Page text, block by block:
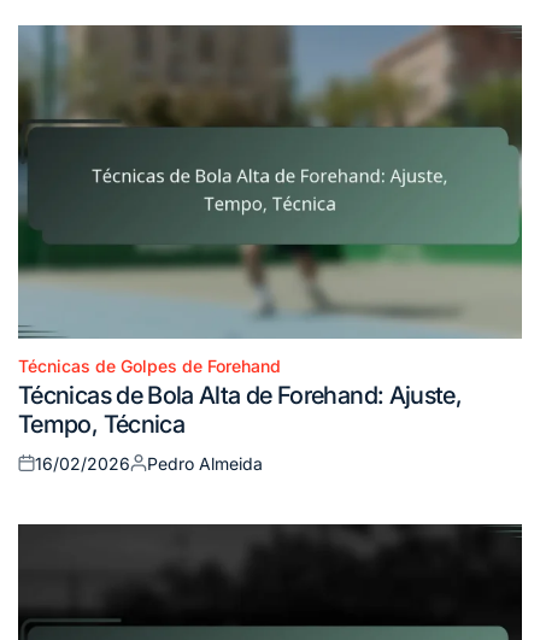
Posted
in
Técnicas de Golpes de Forehand
Técnicas de Bola Alta de Forehand: Ajuste,
Tempo, Técnica
Posted
16/02/2026
Posted
Pedro Almeida